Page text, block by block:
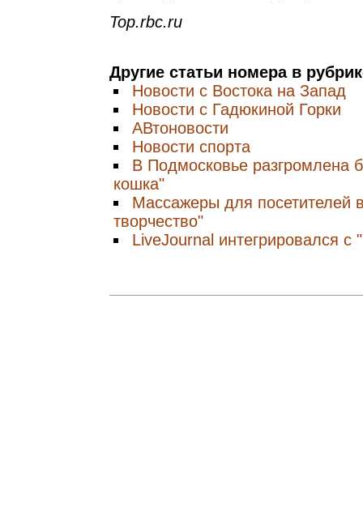
Top.rbc.ru
Другие статьи номера в
Новости с Востока на Запад
Новости с Гадюкиной Горки
АВтоновости
Новости спорта
В Подмосковье разгромлена
кошка"
Массажеры для посетителей
творчество"
LiveJournal интегрировался с